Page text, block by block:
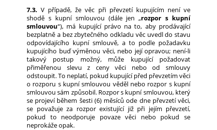
7.3.V případě, že věc při převzetí kupujícím není ve
shodě s kupní smlouvou (dále jen „rozpor s kupní
smlouvou“), má kupující právo na to, aby prodávající
bezplatně a bez zbytečného odkladu věc uvedl do stavu
odpovídajícího kupní smlouvě, a to podle požadavku
kupujícího buď výměnou věci, nebo její opravou; není-li
takový postup možný, může kupující požadovat
přiměřenou slevu z ceny věci nebo od smlouvy
odstoupit. To neplatí, pokud kupující před převzetím věci
o rozporu s kupní smlouvou věděl nebo rozpor s kupní
smlouvou sám způsobil. Rozpor s kupní smlouvou, který
se projeví během šesti (6) měsíců ode dne převzetí věci,
se považuje za rozpor existující již při jejím převzetí,
pokud to neodporuje povaze věci nebo pokud se
neprokáže opak.